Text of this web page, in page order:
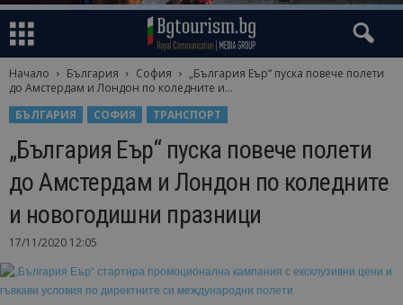
Начало България София
„България Еър“ пуска повече полети
до Амстердам и Лондон по коледните и...
БЪЛГАРИЯ
СОФИЯ ТРАНСПОРТ
„България Еър“ пуска повече полети
до Амстердам и Лондон по коледните
и новогодишни празници
17/11/2020 12:05